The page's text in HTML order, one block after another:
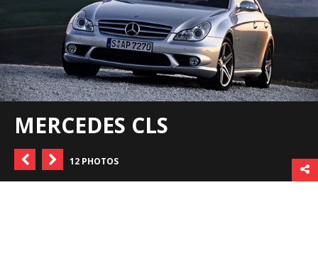
MERCEDES CLS
12 PHOTOS